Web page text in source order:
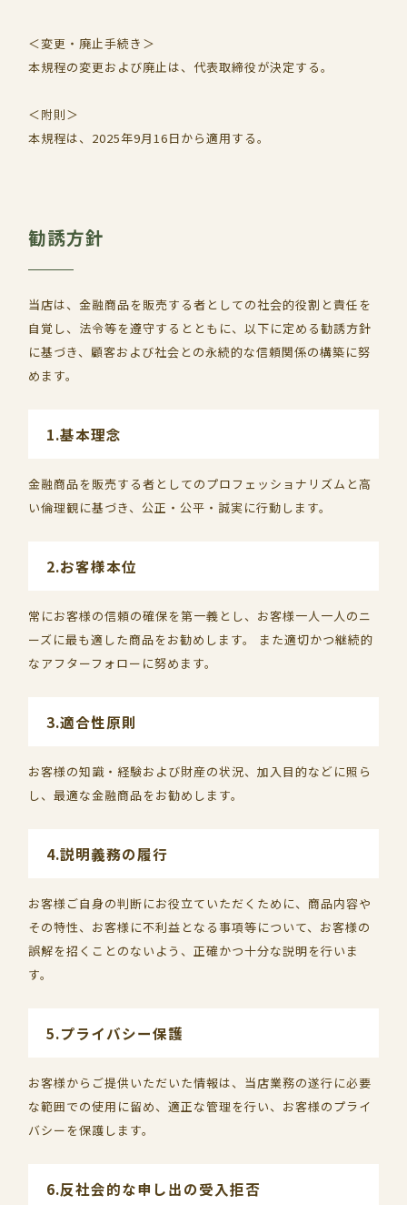
＜変更・廃止手続き＞
本規程の変更および廃止は、代表取締役が決定する。
＜附則＞
本規程は、2025年9月16日から適用する。
勧誘方針
当店は、金融商品を販売する者としての社会的役割と責任を
自覚し、法令等を遵守するとともに、以下に定める勧誘方針
に基づき、顧客および社会との永続的な信頼関係の構築に努
めます。
1.基本理念
金融商品を販売する者としてのプロフェッショナリズムと高
い倫理観に基づき、公正・公平・誠実に行動します。
2.お客様本位
常にお客様の信頼の確保を第一義とし、お客様一人一人のニ
ーズに最も適した商品をお勧めします。 また適切かつ継続的
なアフターフォローに努めます。
3.適合性原則
お客様の知識・経験および財産の状況、加入目的などに照ら
し、最適な金融商品をお勧めします。
4.説明義務の履行
お客様ご自身の判断にお役立ていただくために、商品内容や
その特性、お客様に不利益となる事項等について、お客様の
誤解を招くことのないよう、正確かつ十分な説明を行いま
す。
5.プライバシー保護
お客様からご提供いただいた情報は、当店業務の遂行に必要
な範囲での使用に留め、適正な管理を行い、お客様のプライ
バシーを保護します。
6.反社会的な申し出の受入拒否